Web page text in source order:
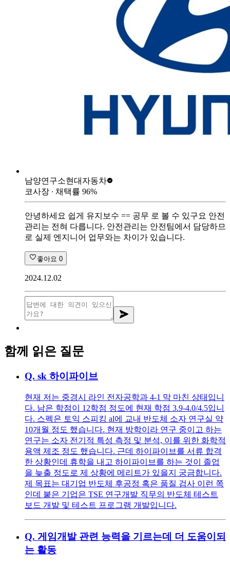
남양연구소현대자동차
코사장 ∙ 채택률 96%
안녕하세요 쉽게 유지보수 == 공무 로 볼 수 있구요 안전
관리는 전혀 다릅니다. 안전관리는 안전팀에서 담당하므
로 실제 엔지니어 업무와는 차이가 있습니다.
좋아요 0
2024.12.02
함께 읽은 질문
Q. sk 하이파이브
현재 저는 중경시 라인 전자공학과 4-1 막 마친 상태입니
다. 남은 학점이 12학점 정도에 현재 학점 3.9-4.0/4.5입니
다. 스펙은 토익 스피킹 al에 교내 반도체 소자 연구실 약
10개월 정도 했습니다. 현재 방학이라 연구 중이고 하는
연구는 소자 전기적 특성 측정 및 분석, 이를 위한 화학적
용액 제조 정도 했습니다. 근데 하이파이브를 서류 합격
한 상황인데 휴학을 내고 하이파이브를 하는 것이 졸업
을 늦출 정도로 제 상황에 메리트가 있을지 궁금합니다.
제 목표는 대기업 반도체 후공정 혹은 품질 검사 이런 쪽
인데 붙은 기업은 TSE 연구개발 직무의 반도체 테스트
보드 개발 및 테스트 프로그램 개발입니다.
Q. 게임개발 관련 능력을 기르는데 더 도움이되
는 활동